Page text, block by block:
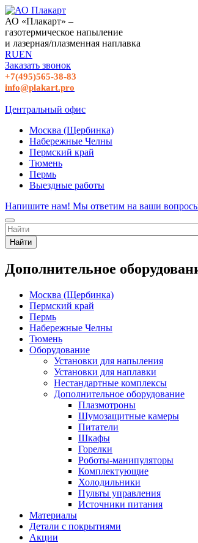
АО «Плакарт» –
газотермическое напыление
и лазерная/плазменная наплавка
RUEN
Заказать звонок
+7(495)565-38-83
info@plakart.pro
Центральный офис
Москва (Щербинка)
Набережные Челны
Пермский край
Тюмень
Пермь
Выездные работы
Напишите нам! Мы ответим на ваши
Найти
Дополнительное
Москва (Щербинка)
Пермский край
Пермь
Набережные Челны
Тюмень
Оборудование
Установки для напыления
Установки для наплавки
Нестандартные комплексы
Дополнительное оборудование
Плазмотроны
Шумозащитные камеры
Питатели
Шкафы
Горелки
Роботы-манипуляторы
Комплектующие
Холодильники
Пульты управления
Источники питания
Материалы
Детали с покрытиями
Акции